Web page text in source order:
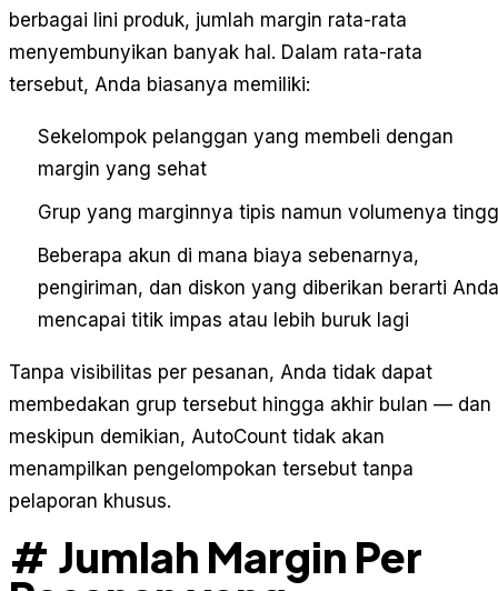
berbagai lini produk, jumlah margin rata-rata
menyembunyikan banyak hal. Dalam rata-rata
tersebut, Anda biasanya memiliki:
Sekelompok pelanggan yang membeli dengan
margin yang sehat
Grup yang marginnya tipis namun volumenya
Beberapa akun di mana biaya sebenarnya,
pengiriman, dan diskon yang diberikan berarti Anda
mencapai titik impas atau lebih buruk lagi
Tanpa visibilitas per pesanan, Anda tidak dapat
membedakan grup tersebut hingga akhir bulan — dan
meskipun demikian, AutoCount tidak akan
menampilkan pengelompokan tersebut tanpa
pelaporan khusus.
# Jumlah Margin Per